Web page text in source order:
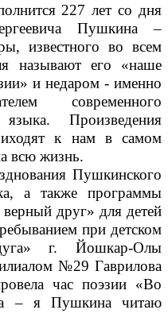
227 лет со дня
Пушкина –
известного во всем
называют его «наше
и недаром - именно
современного
языка. Произведения
к нам в самом
всю жизнь.
Пушкинского
а также программы
верный друг» для детей
при детском
г. Йошкар-Олы
№29 Гаврилова
час поэзии «Во
– я Пушкина читаю